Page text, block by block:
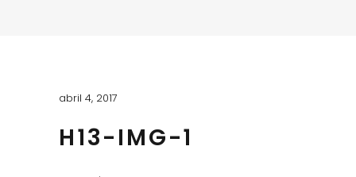
abril 4, 2017
H13-IMG-1